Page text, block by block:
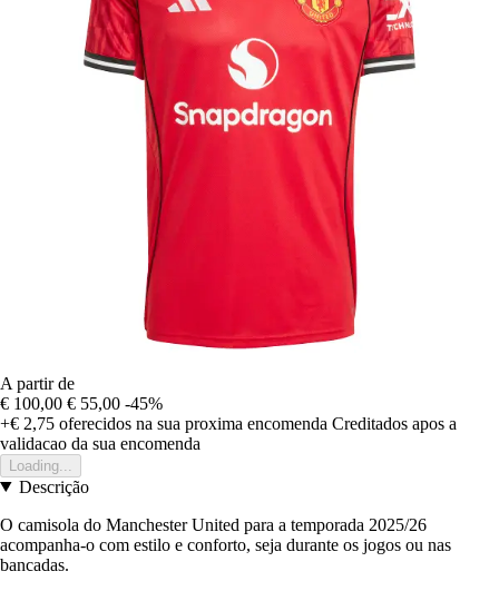
A partir de
€ 100,00 € 55,00 -45%
+€ 2,75 oferecidos na sua proxima encomenda Creditados apos a
validacao da sua encomenda
Loading...
Descrição
O camisola do Manchester United para a temporada 2025/26
acompanha-o com estilo e conforto, seja durante os jogos ou nas
bancadas.